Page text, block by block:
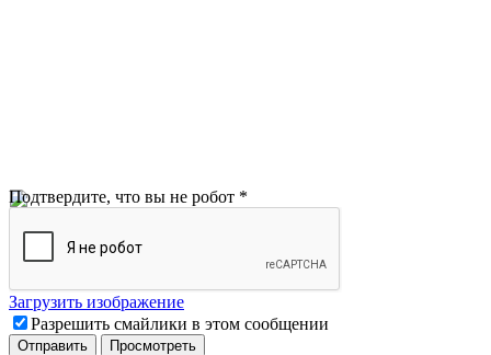
Подтвердите, что вы не робот *
Загрузить изображение
Разрешить смайлики в этом сообщении